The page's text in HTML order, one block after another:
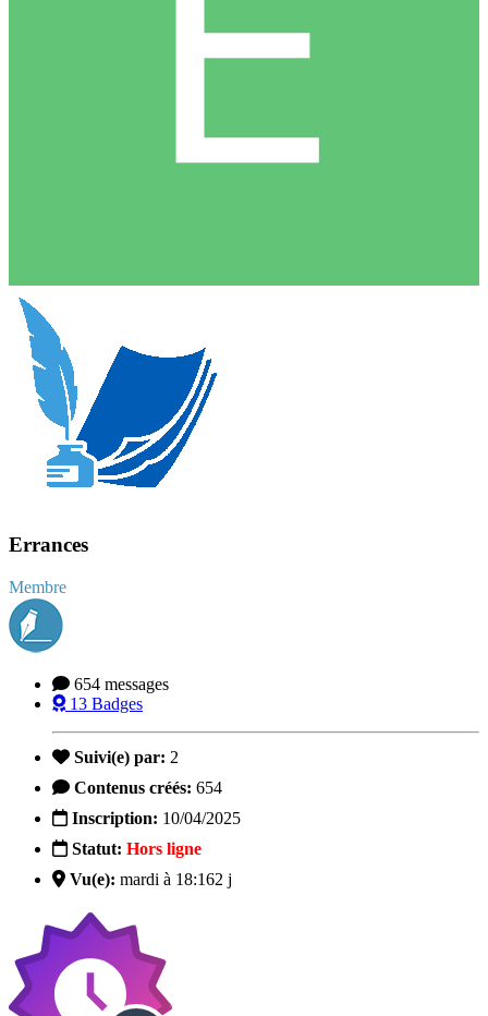
Errances
Membre
654 messages
13 Badges
Suivi(e) par: 2
Contenus créés: 654
Inscription: 10/04/2025
Statut: Hors ligne
Vu(e): mardi à 18:162 j